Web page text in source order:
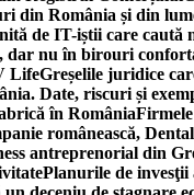
din România și din
de IT-iștii care caută
dar nu în birouri
LifeGreșelile juridice
Date, riscuri și
în RomâniaFirmele
românească,
antreprenorial din
Planurile de